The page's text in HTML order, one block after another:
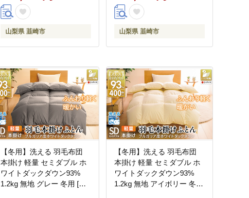
ー 掛け布団 ダウンかけ布
団 ふとん 羽毛ふとん 合掛
ベル
山梨県 韮崎市
ー 掛け布団 ダウンかけ布
団 ふとん 羽毛ふとん 合掛
ベル
山梨県 韮崎市
【冬用】洗える 羽毛布団
本掛け 軽量 セミダブル ホ
ワイトダックダウン93%
1.2kg 無地 グレー 冬用 [川
【冬用】洗える 羽毛布団
本掛け 軽量 セミダブル ホ
ワイトダックダウン93%
1.2kg 無地 アイボリー 冬用